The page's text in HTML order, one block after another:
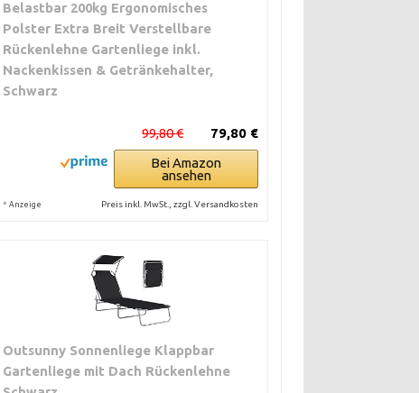
Belastbar 200kg Ergonomisches
Polster Extra Breit Verstellbare
Rückenlehne Gartenliege inkl.
Nackenkissen & Getränkehalter,
Schwarz
79,80 €
99,80 €
Bei Amazon
ansehen
* Anzeige Preis inkl. MwSt., zzgl. Versandkosten
Outsunny Sonnenliege Klappbar
Gartenliege mit Dach Rückenlehne